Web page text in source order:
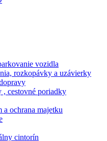
vozidla
rozkopávky a uzávierky
, cestovné poriadky
a ochrana majetku
cintorín